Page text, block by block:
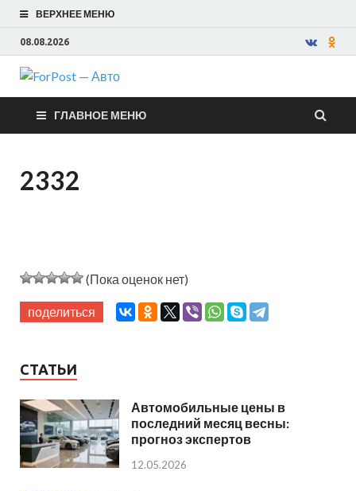
ВЕРХНЕЕ МЕНЮ
08.08.2026
ForPost —
Авто
ГЛАВНОЕ МЕНЮ
2332
(Пока оценок нет)
поделиться
СТАТЬИ
Автомобильные цены в
последний месяц весны:
прогноз экспертов
12.05.2026